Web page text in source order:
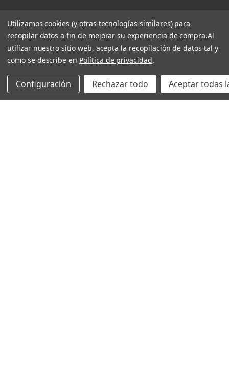
Utilizamos cookies (y otras tecnologías similares) para
recopilar datos a fin de mejorar su experiencia de compra.Al
utilizar nuestro sitio web, acepta la recopilación de datos tal y
como se describe en Política de privacidad.
Configuración Rechazar todo Aceptar todas